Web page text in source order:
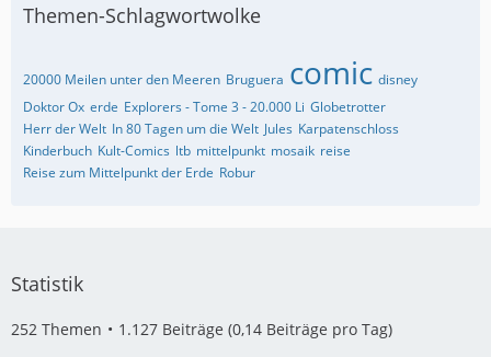
Themen-Schlagwortwolke
20000 Meilen unter den Meeren Bruguera comic disney
Doktor Ox erde Explorers - Tome 3 - 20.000 Li Globetrotter
Herr der Welt In 80 Tagen um die Welt Jules Karpatenschloss
Kinderbuch Kult-Comics ltb mittelpunkt mosaik reise
Reise zum Mittelpunkt der Erde Robur
Statistik
252 Themen 1.127 Beiträge (0,14 Beiträge pro Tag)